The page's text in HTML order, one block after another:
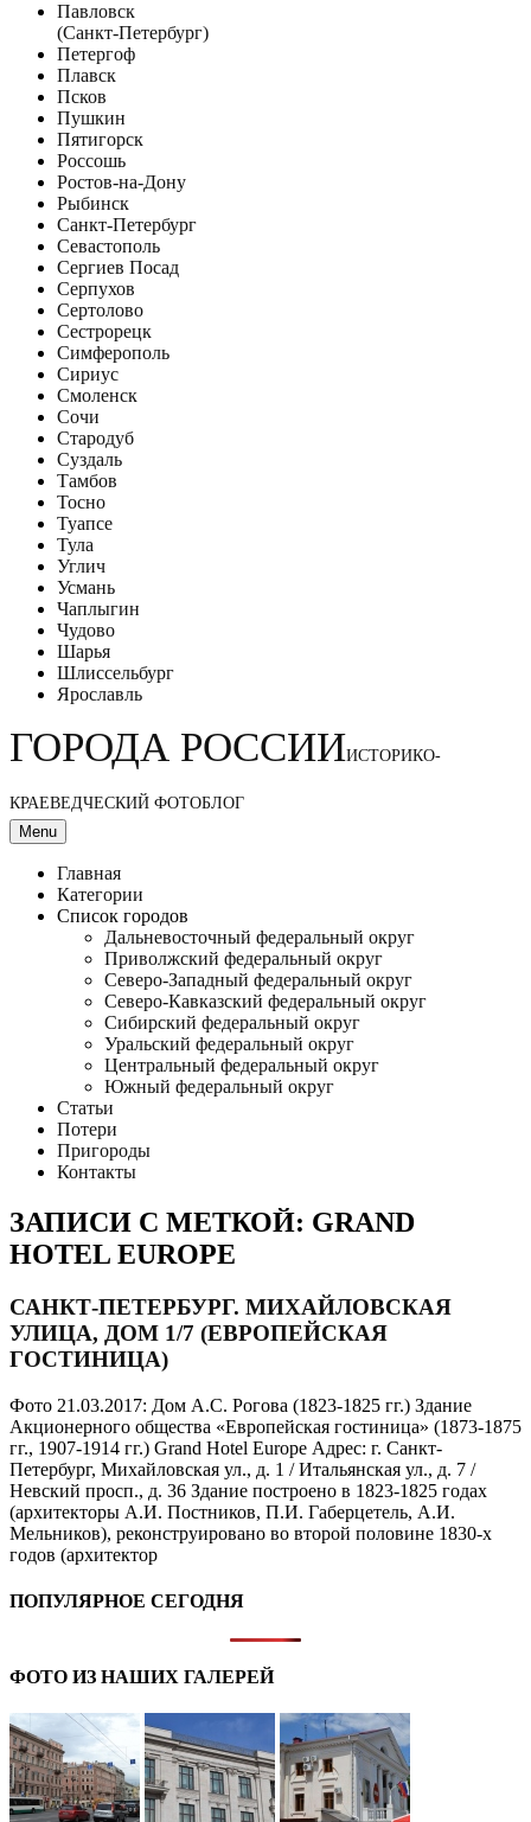
Павловск
(Санкт-Петербург)
Петергоф
Плавск
Псков
Пушкин
Пятигорск
Россошь
Ростов-на-Дону
Рыбинск
Санкт-Петербург
Севастополь
Сергиев Посад
Серпухов
Сертолово
Сестрорецк
Симферополь
Сириус
Смоленск
Сочи
Стародуб
Суздаль
Тамбов
Тосно
Туапсе
Тула
Углич
Усмань
Чаплыгин
Чудово
Шарья
Шлиссельбург
Ярославль
ГОРОДА РОССИИИСТОРИКО-
КРАЕВЕДЧЕСКИЙ ФОТОБЛОГ
Menu
Главная
Категории
Список городов
Дальневосточный федеральный округ
Приволжский федеральный округ
Северо-Западный федеральный округ
Северо-Кавказский федеральный округ
Сибирский федеральный округ
Уральский федеральный округ
Центральный федеральный округ
Южный федеральный округ
Статьи
Потери
Пригороды
Контакты
ЗАПИСИ С МЕТКОЙ: GRAND
HOTEL EUROPE
САНКТ-ПЕТЕРБУРГ. МИХАЙЛОВСКАЯ
УЛИЦА, ДОМ 1/7 (ЕВРОПЕЙСКАЯ
ГОСТИНИЦА)
Фото 21.03.2017: Дом А.С. Рогова (1823-1825 гг.) Здание
Акционерного общества «Европейская гостиница» (1873-1875
гг., 1907-1914 гг.) Grand Hotel Europe Адрес: г. Санкт-
Петербург, Михайловская ул., д. 1 / Итальянская ул., д. 7 /
Невский просп., д. 36 Здание построено в 1823-1825 годах
(архитекторы А.И. Постников, П.И. Габерцетель, А.И.
Мельников), реконструировано во второй половине 1830-х
годов (архитектор
ПОПУЛЯРНОЕ СЕГОДНЯ
ФОТО ИЗ НАШИХ ГАЛЕРЕЙ